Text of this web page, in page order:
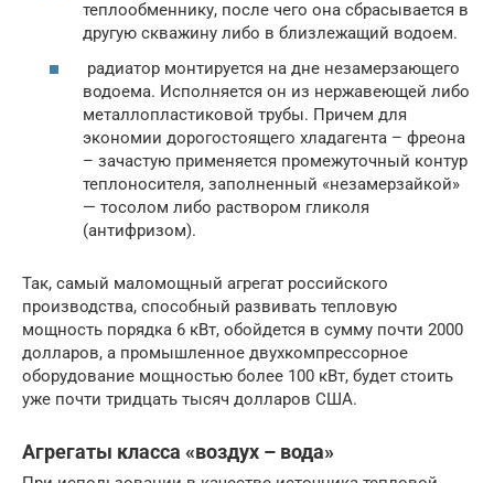
теплообменнику, после чего она сбрасывается в
другую скважину либо в близлежащий водоем.
радиатор монтируется на дне незамерзающего
водоема. Исполняется он из нержавеющей либо
металлопластиковой трубы. Причем для
экономии дорогостоящего хладагента – фреона
– зачастую применяется промежуточный контур
теплоносителя, заполненный «незамерзайкой»
— тосолом либо раствором гликоля
(антифризом).
Так, самый маломощный агрегат российского
производства, способный развивать тепловую
мощность порядка 6 кВт, обойдется в сумму почти 2000
долларов, а промышленноe двухкомпрессорное
оборудование мощностью более 100 кВт, будет стоить
уже почти тридцать тысяч долларов США.
Агрегаты класса «воздух – вода»